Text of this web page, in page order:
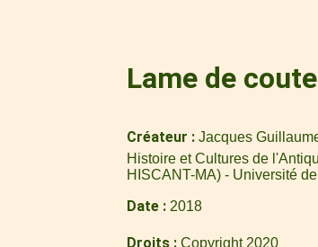
Lame de
Créateur
Jacques
Histoire et Cultures de
HISCANT-MA) - Université
Date 2018
Droits Copyright 2020